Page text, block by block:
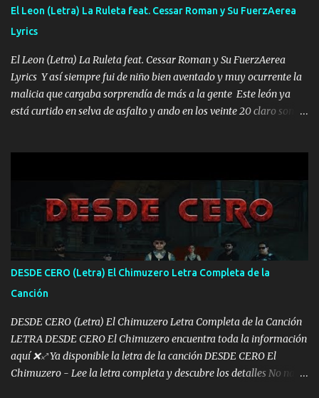
HOMBRE VALIENTE POR ALGO M'URIÓ PELEAND0 SIEMPRE
VIO POR LA FAMILIA PARA QUE SIGA EL LEGADO Es el DOS de
los HERMANOS un cerebro inteligente y com...
El Leon (Letra) La Ruleta feat. Cessar Roman y Su FuerzAerea
Lyrics
El Leon (Letra) La Ruleta feat. Cessar Roman y Su FuerzAerea
Lyrics Y así siempre fui de niño bien aventado y muy ocurrente la
malicia que cargaba sorprendía de más a la gente Este león ya
está curtido en selva de asfalto y ando en los veinte 20 claro son
pa más pues hay charola les voy a dar hasta topar pues no hay de
otra Música Surcando bien mi camino voy por mi línea no veo a
los lados aquel que no corre vuela no se me duerm voy chicoteado
Ya pasé varias hazañas ya tienen rato que me agarran el colmillo
de este León los estatales no sé esperaron Al tiro esta la PrimiZa
también la nueve que cargo al lado doy la mano al que su amigo y
al traicionero damos pa abajo Y No me paran aquí hay pa más
pues hay charola les voy a dar hasta topar pues no hay de otra...
DESDE CERO (Letra) El Chimuzero Letra Completa de la
Canción
DESDE CERO (Letra) El Chimuzero Letra Completa de la Canción
LETRA DESDE CERO El Chimuzero encuentra toda la información
aquí ❌♐ Ya disponible la letra de la canción DESDE CERO El
Chimuzero - Lee la letra completa y descubre los detalles No nací